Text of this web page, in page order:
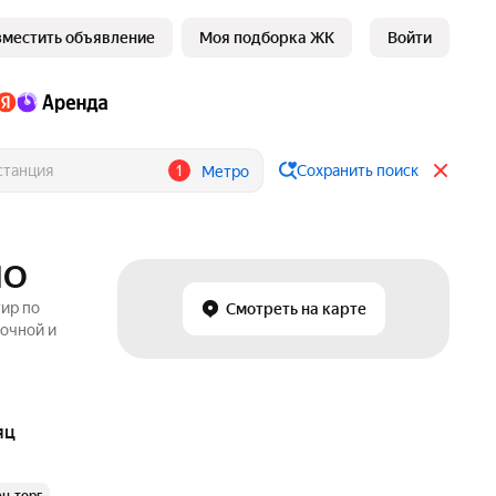
объявление Моя подборка ЖК Войти
1 Метро Сохранить поиск
Смотреть на карте
по
и